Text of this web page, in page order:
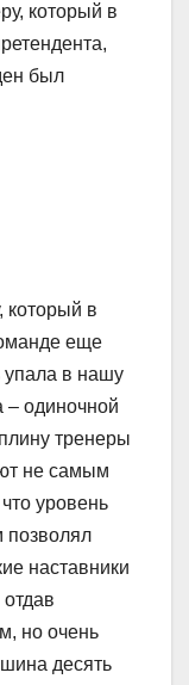
который в
был
который в
еще
упала в нашу
– одиночной
тренеры
не самым
уровень
позволял
наставники
но очень
десять